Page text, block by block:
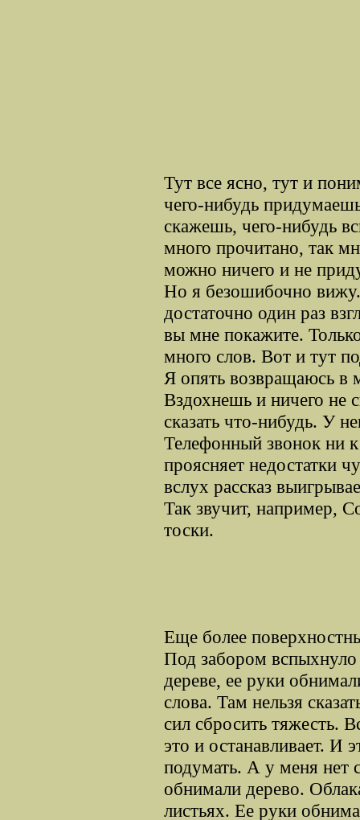
Тут все ясно, тут и
чего-нибудь
скажешь, чего-нибудь
много прочитано, так
можно ничего и не
Но я безошибочно
достаточно один раз
вы мне покажите.
много слов. Вот и тут
Я опять возвращаюсь в
Вздохнешь и ничего не
сказать что-нибудь. У
Телефонный звонок ни
проясняет недостатки
вслух рассказ
Так звучит, например,
тоски.
Еще более
Под забором
дереве, ее руки
слова. Там нельзя
сил сбросить тяжесть.
это и останавливает. И
подумать. А у меня нет
обнимали дерево.
листьях. Ее руки